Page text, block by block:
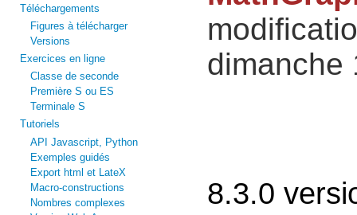
Téléchargements
Figures à télécharger
Versions
Exercices en ligne
Classe de seconde
Première S ou ES
Terminale S
Tutoriels
API Javascript, Python
Exemples guidés
Export html et LateX
Macro-constructions
Nombres complexes
dimanche
8.3.0